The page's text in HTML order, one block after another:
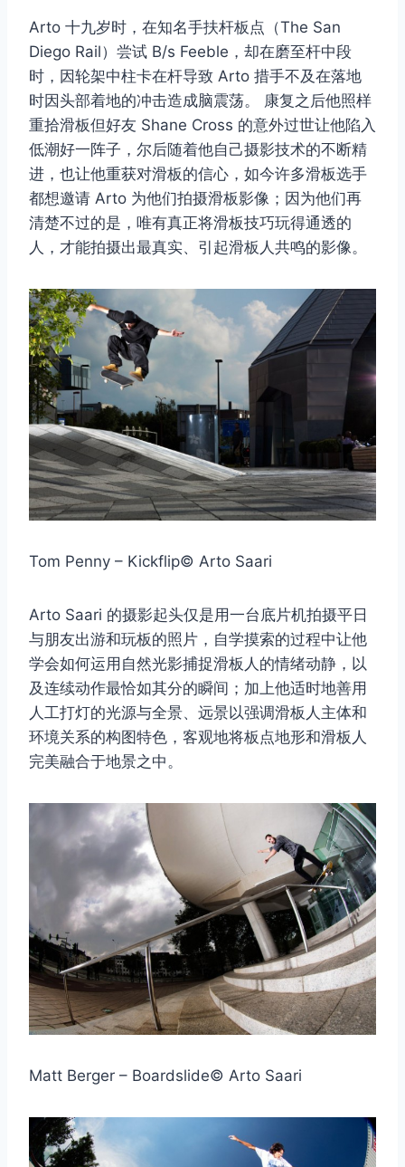
Arto 十九岁时，在知名手扶杆板点（The San
Diego Rail）尝试 B/s Feeble，却在磨至杆中段
时，因轮架中柱卡在杆导致 Arto 措手不及在落地
时因头部着地的冲击造成脑震荡。 康复之后他照样
重拾滑板但好友 Shane Cross 的意外过世让他陷入
低潮好一阵子，尔后随着他自己摄影技术的不断精
进，也让他重获对滑板的信心，如今许多滑板选手
都想邀请 Arto 为他们拍摄滑板影像；因为他们再
清楚不过的是，唯有真正将滑板技巧玩得通透的
人，才能拍摄出最真实、引起滑板人共鸣的影像。
Tom Penny – Kickflip© Arto Saari
Arto Saari 的摄影起头仅是用一台底片机拍摄平日
与朋友出游和玩板的照片，自学摸索的过程中让他
学会如何运用自然光影捕捉滑板人的情绪动静，以
及连续动作最恰如其分的瞬间；加上他适时地善用
人工打灯的光源与全景、远景以强调滑板人主体和
环境关系的构图特色，客观地将板点地形和滑板人
完美融合于地景之中。
Matt Berger – Boardslide© Arto Saari